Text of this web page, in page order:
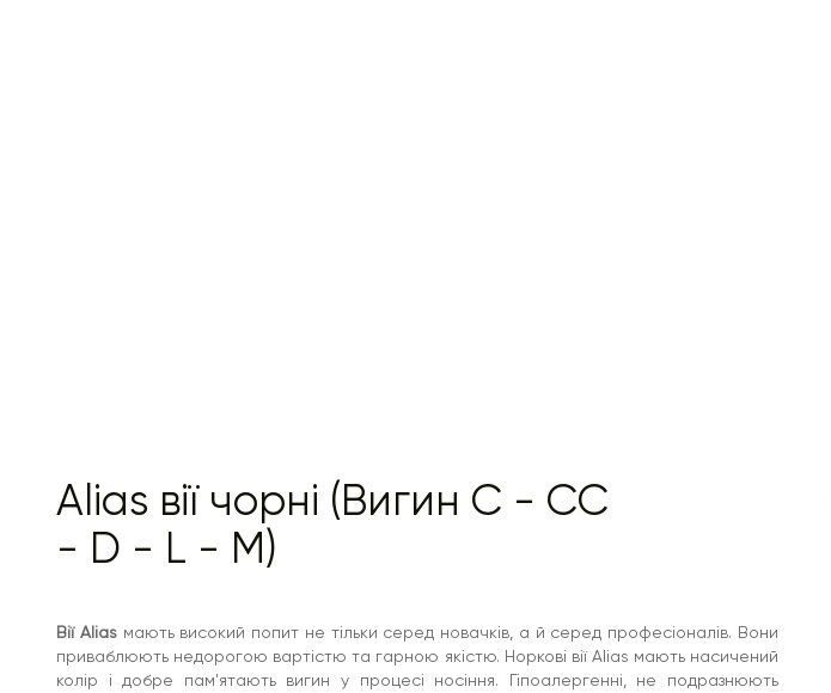
Alias ​​вії чорні (Вигин C - CC
- D - L - M)
Вії Aliasмають високий попит не тільки серед новачків, а й серед професіоналів. Вони
приваблюють недорогою вартістю та гарною якістю. Норкові вії Alias мають насичений
колір і добре пам'ятають вигин у процесі носіння. Гіпоалергенні, не подразнюють